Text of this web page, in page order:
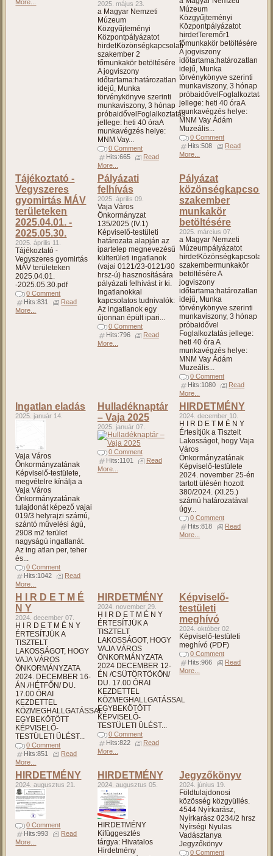
More... 2025. május 23.
a Magyar Nemzeti
Múzeum
Közgyűjteményi
Központpályázatot
hirdetKözönségkapcsolati
szakember 2
főmunkakör betöltésére
A jogviszony
időtartama:határozatlan
idejű, Munka
törvénykönyve szerinti
munkaviszony, 3 hónap
próbaidővelFoglalkoztatás
jellege: heti 40 óraA
munkavégzés helye:
MNM Vay...
0 Comment
Hits:665
Read
More...
Múzeum
Közgyűjteményi
Központpályázatot
hirdetTeremőr1
főmunkakör betöltésére
A jogviszony
időtartama:határozatlan
idejű, Munka
törvénykönyve szerinti
munkaviszony, 3 hónap
próbaidővelFoglalkoztatás
jellege: heti 40 óraA
munkavégzés helye:
MNM Vay Ádám
Muzeális...
0 Comment
Hits:508
Read
More...
Tájékoztató -
Vegyszeres
gyomirtás MÁV
területeken
2025.04.01. -
2025.05.30.
2025. április 11.
Tájékoztató -
Vegyszeres gyomirtás
MÁV területeken
2025.04.01.
-2025.05.30.pdf
0 Comment
Hits:831
Read
More...
Pályázati
felhívás
2025. április 09.
Vaja Város
Önkormányzat
135/2025 (IV.1)
Képviselő-testületi
határozata alapján az
ipartelep megnevezésű
külterületi ingatlanok
(vajai 0121/23-0121/30
hrsz-ú) hasznosítására
pályázati felhívást ír ki.
Ingatlanokkal
kapcsolatos tudnivalók:
Az ingatlanok egy
újonnan épült ipari...
0 Comment
Hits:796
Read
More...
Pályázat
közönségkapcsolati
szakember
munkakör
betöltésére
2025. március 07.
a Magyar Nemzeti
Múzeumpályázatot
hirdetKözönségkapcsolati
szakembermunkakör
betöltésére A
jogviszony
időtartama:határozatlan
idejű, Munka
törvénykönyve szerinti
munkaviszony, 3 hónap
próbaidővel
Foglalkoztatás jellege:
heti 40 óra A
munkavégzés helye:
MNM Vay Ádám
Muzeális...
0 Comment
Hits:1080
Read
More...
Ingatlan eladás
2025. január 14.
Vaja Város
Önkormányzatának
Képviselő-testülete,
megvételre kínálja a
Vaja Város
Önkormányzatának
tulajdonát képező vajai
019/3 helyrajzi számú,
szántó művelési ágú,
2908 m2 terület
nagyságú ingatlanát.
Az ing atlan per, teher
és...
0 Comment
Hits:1042
Read
More...
Hulladéknaptár
– Vaja 2025
2025. január 07.
0 Comment
Hits:1101
Read
More...
HIRDETMÉNY
2024. december 10.
H I R D E T M É N Y
Értesítjük a Tisztelt
Lakosságot, hogy Vaja
Város
Önkormányzatának
Képviselő-testülete
2024. november 25-én
tartott ülésén hozott
380/2024. (XI.25.)
számú határozatával
úgy...
0 Comment
Hits:818
Read
More...
H I R D E T M É
N Y
2024. december 07.
H I R D E T M É N Y
ÉRTESÍTJÜK A
TISZTELT
LAKOSSÁGOT, HOGY
VAJA VÁROS
ÖNKORMÁNYZATA
2024. DECEMBER 16-
ÁN /HÉTFŐN/ DU.
17.00 ÓRAI
KEZDETTEL
KÖZMEGHALLGATÁSSAL
EGYBEKÖTÖTT
KÉPVISELŐ-
TESTÜLETI ÜLÉST...
0 Comment
Hits:851
Read
More...
HIRDETMÉNY
2024. november 29.
H I R D E T M É N Y
ÉRTESÍTJÜK A
TISZTELT
LAKOSSÁGOT, HOGY
VAJA VÁROS
ÖNKORMÁNYZATA
2024 DECEMBER 12-
ÉN /CSÜTÖRTÖKÖN/
DU. 17.00 ÓRAI
KEZDETTEL
KÖZMEGHALLGATÁSSAL
EGYBEKÖTÖTT
KÉPVISELŐ-
TESTÜLETI ÜLÉST...
0 Comment
Hits:822
Read
More...
Képviselő-
testületi
meghívó
2024. október 02.
Képviselő-testületi
meghívó (PDF)
0 Comment
Hits:966
Read
More...
HIRDETMÉNY
2024. augusztus 21.
0 Comment
Hits:993
Read
More...
HIRDETMÉNY
2024. augusztus 05.
HIRDETMÉNY
Kifüggesztés
tárgya: Hivatalos
Hirdetmény
Jegyzőkönyv
2024. június 19.
Földtulajdonosi
közösség közgyüllés.
4544 Nyírkarász,
Nyírkarász 0234/2 hrsz
Nyírségi Nyulas
Vadásztanya
Jegyzőkönyv
0 Comment